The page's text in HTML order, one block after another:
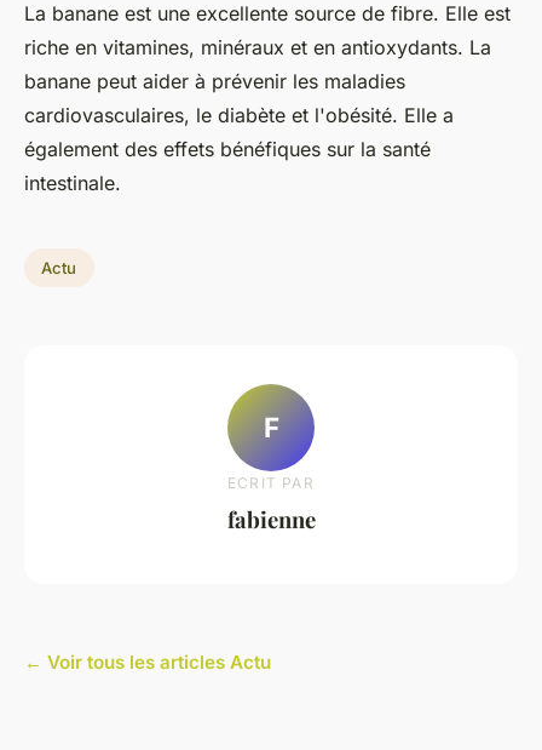
La banane est une excellente source de fibre. Elle est
riche en vitamines, minéraux et en antioxydants. La
banane peut aider à prévenir les maladies
cardiovasculaires, le diabète et l'obésité. Elle a
également des effets bénéfiques sur la santé
intestinale.
Actu
F
ECRIT PAR
fabienne
← Voir tous les articles Actu